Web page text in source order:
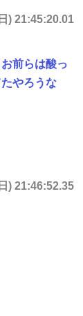
) 21:45:20.01
前らは酸っ
やろうな
) 21:46:52.35